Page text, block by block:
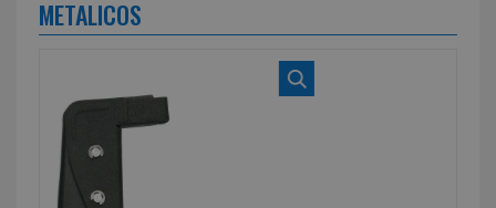
METALICOS